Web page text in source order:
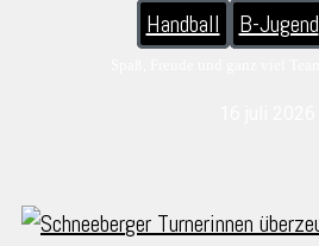
Handball B-Jugend